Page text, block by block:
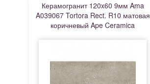
Керамогранит 120x60 9мм Ama
A039067 Tortora Rect. R10 матовая
коричневый Ape Ceramica